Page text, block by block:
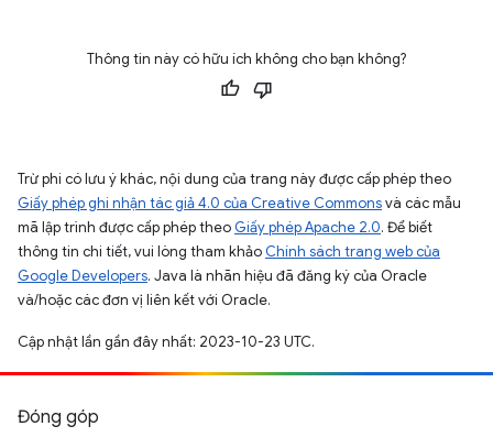
Thông tin này có hữu ích không cho bạn không?
Trừ phi có lưu ý khác, nội dung của trang này được cấp phép theo
Giấy phép ghi nhận tác giả 4.0 của Creative Commonsvà các mẫu
mã lập trình được cấp phép theo Giấy phép Apache 2.0. Để biết
thông tin chi tiết, vui lòng tham khảo Chính sách trang web của
Google Developers. Java là nhãn hiệu đã đăng ký của Oracle
và/hoặc các đơn vị liên kết với Oracle.
Cập nhật lần gần đây nhất: 2023-10-23 UTC.
Đóng góp